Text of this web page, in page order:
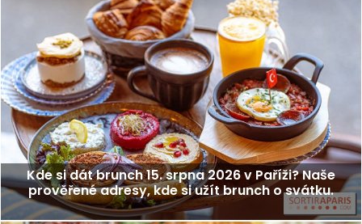
Kde si dát brunch 15. srpna 2026 v Paříži? Naše
prověřené adresy, kde si užít brunch o svátku.